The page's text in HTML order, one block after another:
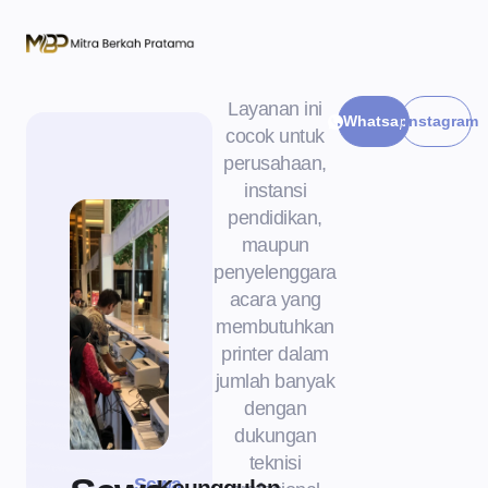
Layanan ini
cocok untuk
perusahaan,
instansi
pendidikan,
maupun
penyelenggara
acara yang
membutuhkan
printer dalam
jumlah banyak
dengan
dukungan
teknisi
WhatsappInstagram